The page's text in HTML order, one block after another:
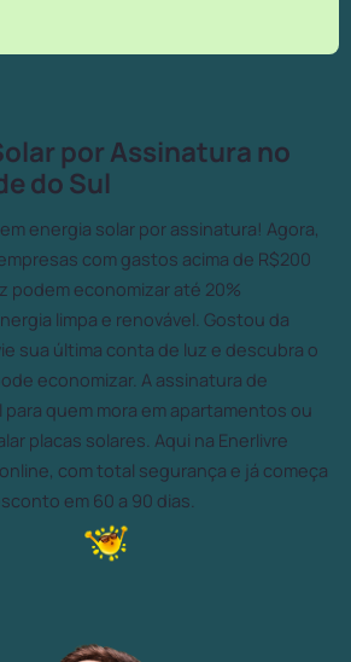
por Assinatura no
do Sul
energia solar por assinatura! Agora,
com gastos acima de R$200
podem economizar até 20%
limpa e renovável. Gostou da
sua última conta de luz e descubra o
economizar. A assinatura de
para quem mora em apartamentos ou
placas solares. Aqui na Enerlivre
com total segurança e já começa
em 60 a 90 dias.